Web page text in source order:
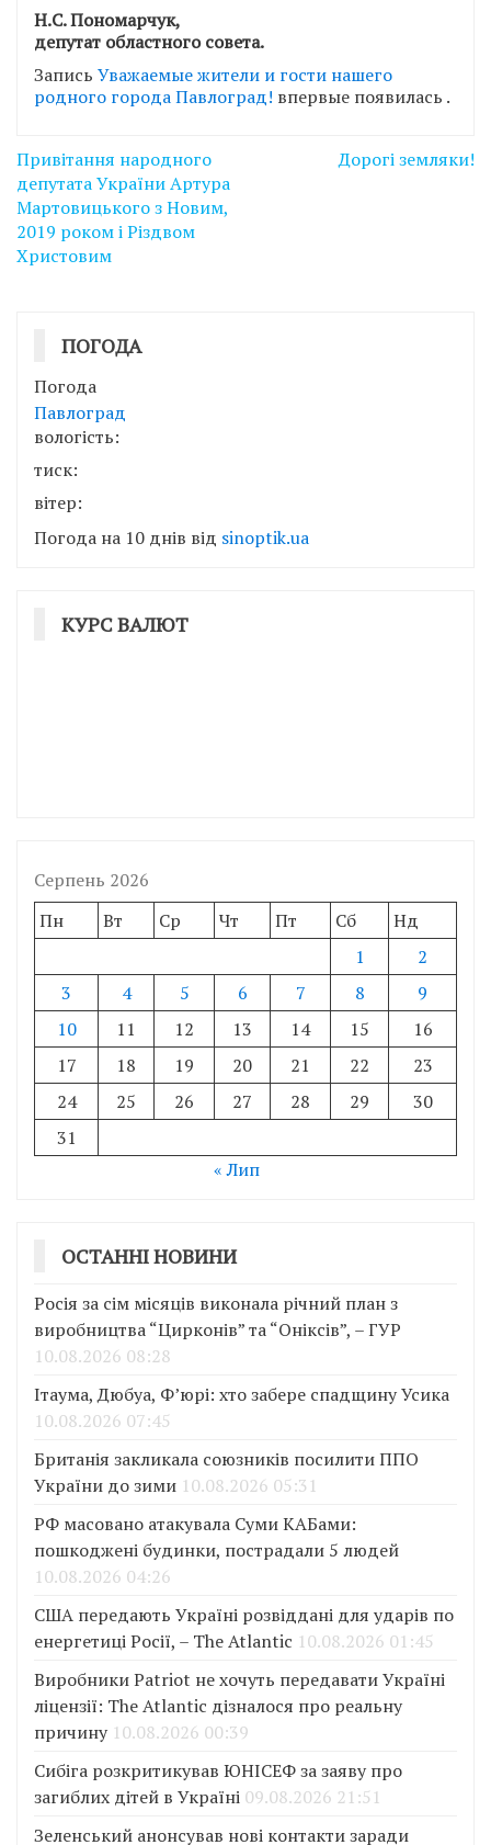
Н.С. Пономарчук,
депутат областного совета.
Запись Уважаемые жители и гости нашего
родного города Павлоград! впервые появилась .
Навігація
записів
Привітання народного
депутата України Артура
Мартовицького з Новим,
2019 роком і Різдвом
Христовим
Дорогі земляки!
ПОГОДА
Погода
Павлоград
вологість:
тиск:
вітер:
Погода на 10 днів від sinoptik.ua
КУРС ВАЛЮТ
Серпень 2026
Пн
Вт Ср Чт Пт Сб
Нд
1
2
3
4 5 6 7 8
9
10
11 12 13 14 15
16
17
18 19 20 21 22
23
24
25 26 27 28 29
30
31
« Лип
ОСТАННІ НОВИНИ
Росія за сім місяців виконала річний план з
виробництва “Цирконів” та “Оніксів”, – ГУР
10.08.2026 08:28
Ітаума, Дюбуа, Ф’юрі: хто забере спадщину Усика
10.08.2026 07:45
Британія закликала союзників посилити ППО
України до зими 10.08.2026 05:31
РФ масовано атакувала Суми КАБами:
пошкоджені будинки, пострадали 5 людей
10.08.2026 04:26
США передають Україні розвіддані для ударів по
енергетиці Росії, – The Atlantic 10.08.2026 01:45
Виробники Patriot не хочуть передавати Україні
ліцензії: The Atlantic дізналося про реальну
причину 10.08.2026 00:39
Сибіга розкритикував ЮНІСЕФ за заяву про
загиблих дітей в Україні 09.08.2026 21:51
Зеленський анонсував нові контакти заради